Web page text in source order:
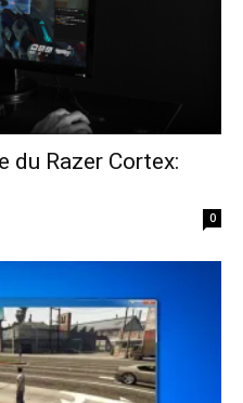
du Razer Cortex:
0